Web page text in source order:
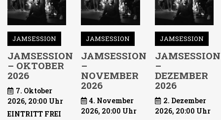
JAMSESSION
JAMSESSION
– OKTOBER
2026
7. Oktober
2026, 20:00 Uhr
EINTRITT FREI
JAMSESSION
JAMSESSION
–
NOVEMBER
2026
4. November
2026, 20:00 Uhr
JAMSESSION
JAMSESSION
–
DEZEMBER
2026
2. Dezember
2026, 20:00 Uhr